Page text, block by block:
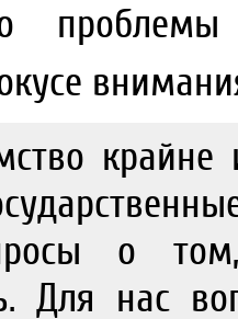
проблемы
крайне
о
Для нас